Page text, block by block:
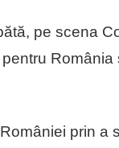
pe scena
România
prin a